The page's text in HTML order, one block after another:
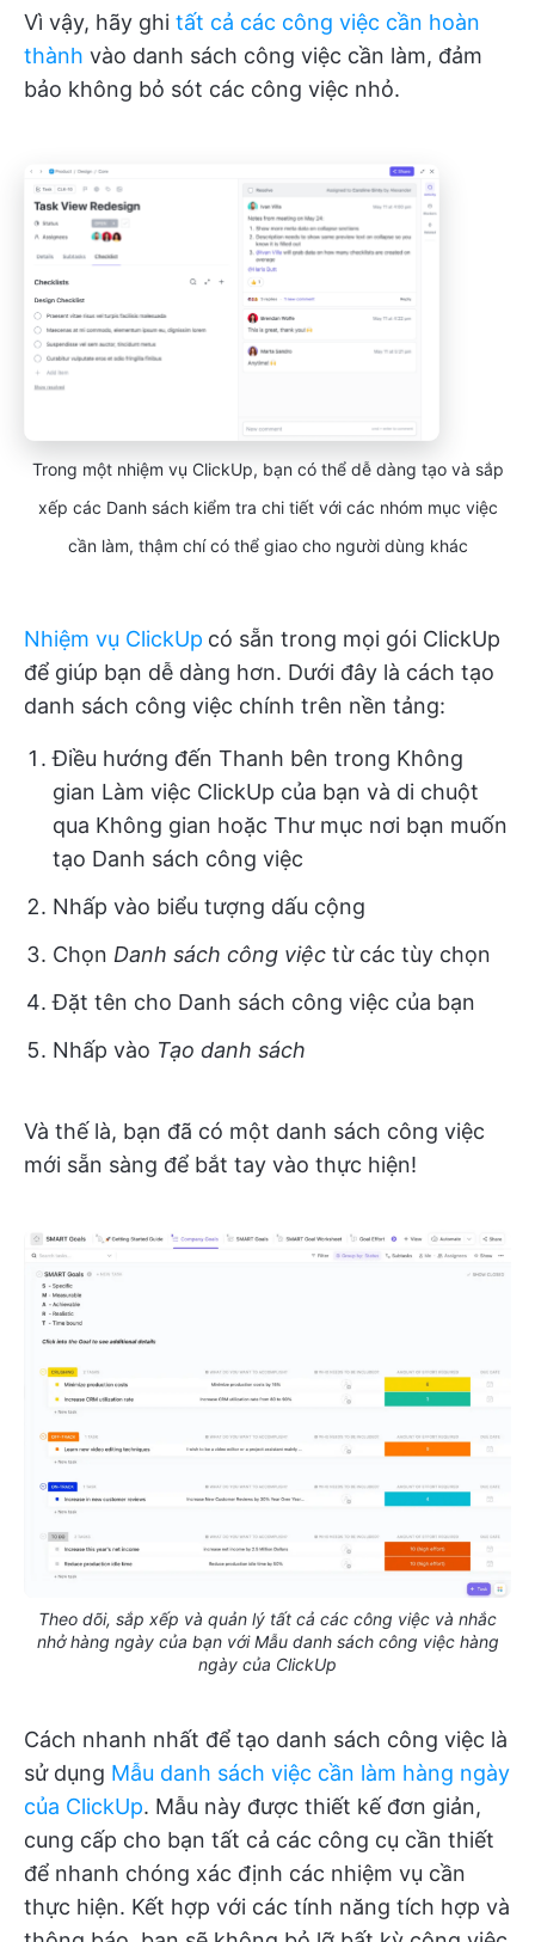
Vì vậy, hãy ghi tất cả các công việc cần hoàn
thành vào danh sách công việc cần làm, đảm
bảo không bỏ sót các công việc nhỏ.
Trong một nhiệm vụ ClickUp, bạn có thể dễ dàng tạo và sắp
xếp các Danh sách kiểm tra chi tiết với các nhóm mục việc
cần làm, thậm chí có thể giao cho người dùng khác
Nhiệm vụ ClickUp có sẵn trong mọi gói ClickUp
để giúp bạn dễ dàng hơn. Dưới đây là cách tạo
danh sách công việc chính trên nền tảng:
Điều hướng đến Thanh bên trong Không
gian Làm việc ClickUp của bạn và di chuột
qua Không gian hoặc Thư mục nơi bạn muốn
tạo Danh sách công việc
Nhấp vào biểu tượng dấu cộng
Chọn Danh sách công việc từ các tùy chọn
Đặt tên cho Danh sách công việc của bạn
Nhấp vào Tạo danh sách
Và thế là, bạn đã có một danh sách công việc
mới sẵn sàng để bắt tay vào thực hiện!
Theo dõi, sắp xếp và quản lý tất cả các công việc và nhắc
nhở hàng ngày của bạn với Mẫu danh sách công việc hàng
ngày của ClickUp
Cách nhanh nhất để tạo danh sách công việc là
sử dụng Mẫu danh sách việc cần làm hàng ngày
của ClickUp. Mẫu này được thiết kế đơn giản,
cung cấp cho bạn tất cả các công cụ cần thiết
để nhanh chóng xác định các nhiệm vụ cần
thực hiện. Kết hợp với các tính năng tích hợp và